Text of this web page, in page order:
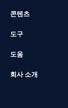
콘텐츠
도구
도움
회사 소개